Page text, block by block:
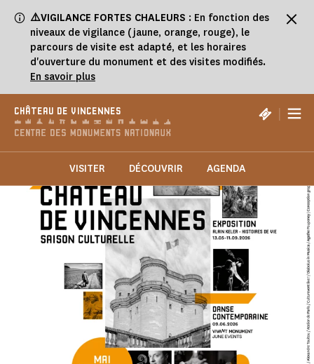
⚠️VIGILANCE FORTES CHALEURS : En fonction des
niveaux de vigilance (jaune, orange, rouge), le
parcours de visite est adapté, et les horaires
d'ouverture du monument et des visites modifiés.
En savoir plus
CHÂTEAU DE VINCENNES |
VISITER DÉCOUVRIR AGENDA